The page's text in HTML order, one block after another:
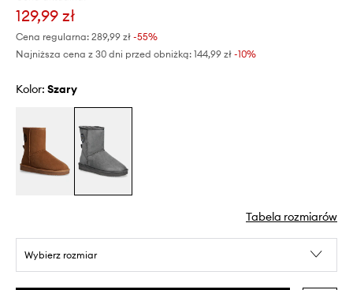
129,99 zł
Cena regularna: 289,99 zł -55%
Najniższa cena z 30 dni przed obniżką: 144,99 zł -10%
Kolor: szary
Tabela rozmiarów
Wybierz rozmiar